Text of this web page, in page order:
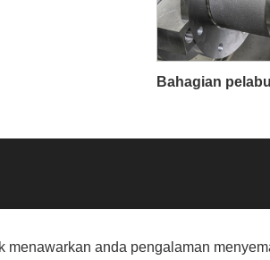
menawarkan anda pengalaman